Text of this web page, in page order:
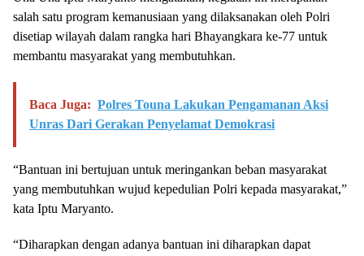
salah satu program kemanusiaan yang dilaksanakan oleh Polri
disetiap wilayah dalam rangka hari Bhayangkara ke-77 untuk
membantu masyarakat yang membutuhkan.
Baca Juga: Polres Touna Lakukan Pengamanan Aksi
Unras Dari Gerakan Penyelamat Demokrasi
“Bantuan ini bertujuan untuk meringankan beban masyarakat
yang membutuhkan wujud kepedulian Polri kepada masyarakat,”
kata Iptu Maryanto.
“Diharapkan dengan adanya bantuan ini diharapkan dapat